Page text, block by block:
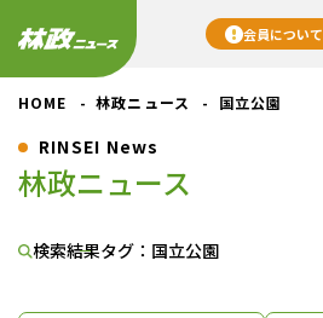
会員について
HOME 林政ニュース 国立公園
RINSEI News
林政ニュース
検索結果タグ：国立公園